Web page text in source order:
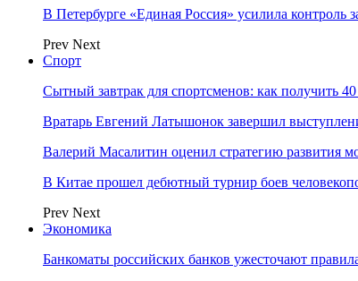
В Петербурге «Единая Россия» усилила контроль
Prev Next
Спорт
Сытный завтрак для спортсменов: как получить 40
Вратарь Евгений Латышонок завершил
Валерий Масалитин оценил стратегию развития
В Китае прошел дебютный турнир боев
Prev Next
Экономика
Банкоматы российских банков ужесточают